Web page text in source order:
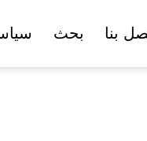
بنا بحث